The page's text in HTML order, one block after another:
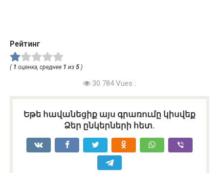
Рейтинг
( 1 оценка, среднее 1 из 5 )
30 784 Vues :
Եթե հավանեցիք այս գրառումը կիսվեք
Ձեր ընկերների հետ.